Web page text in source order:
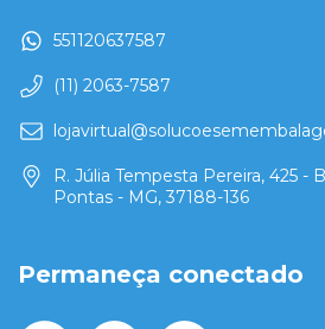
551120637587
(11) 2063-7587
R. Júlia Tempesta Pereira, 425 -
Pontas - MG, 37188-136
Permaneça conectado